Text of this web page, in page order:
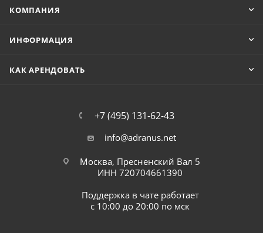
КОМПАНИЯ
ИНФОРМАЦИЯ
КАК АРЕНДОВАТЬ
+7 (495) 131-62-43
info@adranus.net
Москва, Пресненский Вал 5
ИНН 720704661390
Поддержка в чате работает
с 10:00 до 20:00 по мск